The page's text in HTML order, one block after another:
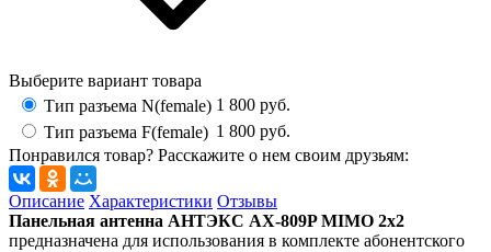
Выберите вариант товара
Тип разъема N(female) 1 800 руб.
Тип разъема F(female) 1 800 руб.
Понравился товар? Расскажите о нем своим друзьям:
Описание Характеристики Отзывы
Панельная антенна АНТЭКС АX-809P MIMO 2х2
предназначена для использования в комплекте абонентского